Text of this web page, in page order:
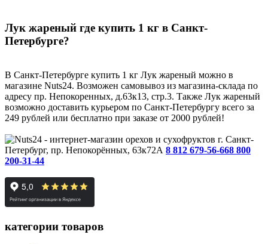
Лук жареный где купить 1 кг в Санкт-
Петербурге?
В Санкт-Петербурге купить 1 кг Лук жареный можно в
магазине Nuts24. Возможен самовывоз из магазина-склада по
адресу пр. Непокоренных, д.63к13, стр.3. Также Лук жареный
возможно доставить курьером по Санкт-Петербургу всего за
249 рублей или бесплатно при заказе от 2000 рублей!
г. Санкт-
Петербург, пр. Непокорённых, 63к72А 8 812 679-56-668 800
200-31-44
категории товаров